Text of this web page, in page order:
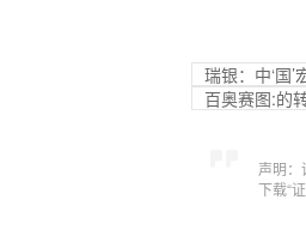
瑞银：中‘国
百奥赛图:的
声明
下载“